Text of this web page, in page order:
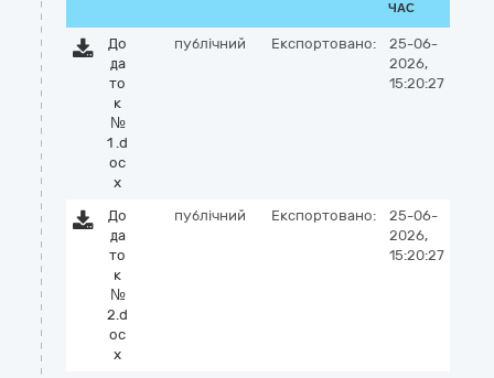
ЧАС
До
да
то
к
№
1 .d
oc
x
публічний Експортовано:
25-06-
2026,
15:20:27
До
да
то
к
№
2.d
oc
x
публічний Експортовано:
25-06-
2026,
15:20:27